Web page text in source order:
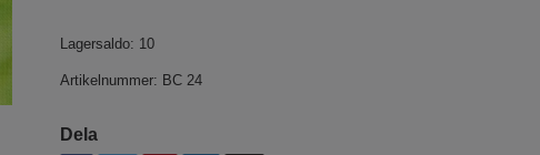
Lagersaldo: 10
Artikelnummer: BC 24
Dela